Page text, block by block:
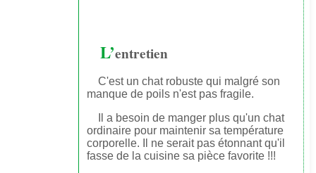
L’entretien
C'est un chat robuste qui malgré son
manque de poils n'est pas fragile.
Il a besoin de manger plus qu'un chat
ordinaire pour maintenir sa température
corporelle. Il ne serait pas étonnant qu'il
fasse de la cuisine sa pièce favorite !!!